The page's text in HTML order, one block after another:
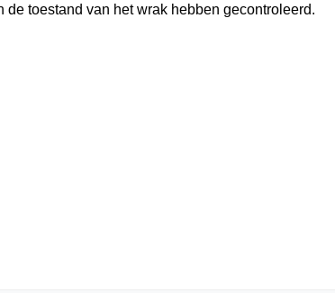
toestand van het wrak hebben gecontroleerd.